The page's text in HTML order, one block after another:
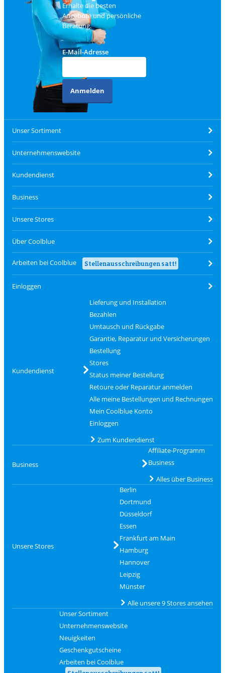
Erhalte die besten
Angebote und persönliche
Beratung.
E-Mail-Adresse
Anmelden
Unser Sortiment
Unternehmenswebsite
Kundendienst
Business
Unsere Stores
Über Coolblue
Arbeiten bei Coolblue Stellenausschreibungen satt!
Einloggen
Kundendienst
Lieferung und Installation
Bezahlen
Umtausch und Rückgabe
Garantie, Reparatur und Versicherungen
Bestellung
Stores
Status meiner Bestellung
Retoure oder Reparatur anmelden
Alle meine Bestellungen und Rechnungen
Mein Coolblue Konto
Einloggen
Zum Kundendienst
Business
Affiliate-Programm
Business
Alles über Business
Unsere Stores
Berlin
Dortmund
Düsseldorf
Essen
Frankfurt am Main
Hamburg
Hannover
Leipzig
Münster
Alle unsere 9 Stores ansehen
Unser Sortiment
Unternehmenswebsite
Neuigkeiten
Geschenkgutscheine
Arbeiten bei Coolblue